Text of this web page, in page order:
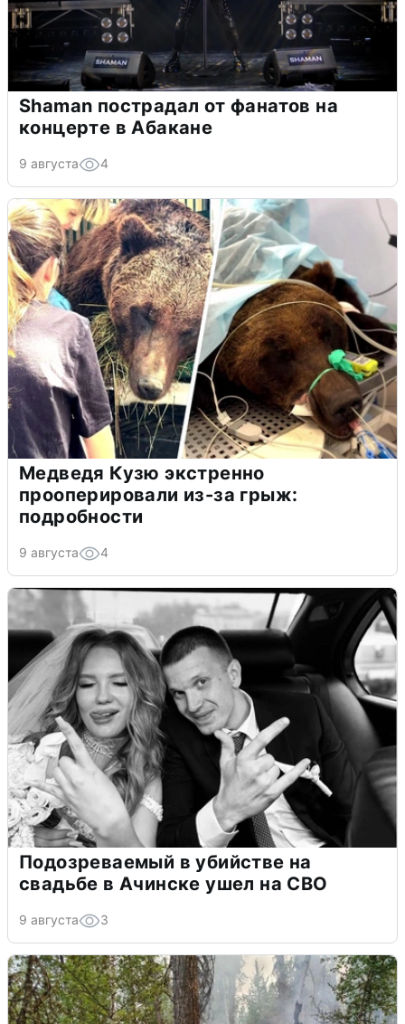
Shaman пострадал от фанатов на
концерте в Абакане
9 августа 4
Медведя Кузю экстренно
прооперировали из-за грыж:
подробности
9 августа 4
Подозреваемый в убийстве на
свадьбе в Ачинске ушел на СВО
9 августа 3